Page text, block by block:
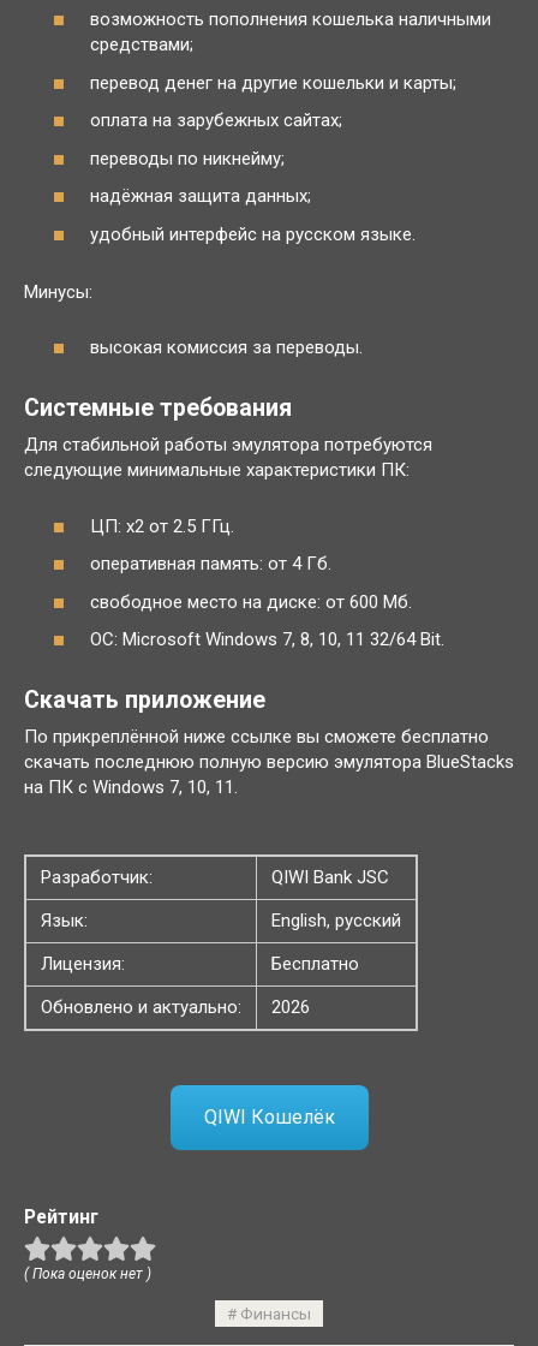
возможность пополнения кошелька наличными
средствами;
перевод денег на другие кошельки и карты;
оплата на зарубежных сайтах;
переводы по никнейму;
надёжная защита данных;
удобный интерфейс на русском языке.
Минусы:
высокая комиссия за переводы.
Системные требования
Для стабильной работы эмулятора потребуются
следующие минимальные характеристики ПК:
ЦП: x2 от 2.5 ГГц.
оперативная память: от 4 Гб.
свободное место на диске: от 600 Мб.
ОС: Microsoft Windows 7, 8, 10, 11 32/64 Bit.
Скачать приложение
По прикреплённой ниже ссылке вы сможете бесплатно
скачать последнюю полную версию эмулятора BlueStacks
на ПК с Windows 7, 10, 11.
Разработчик:
QIWI Bank JSC
Язык:
English, русский
Лицензия:
Бесплатно
Обновлено и актуально:
2026
QIWI Кошелёк
Рейтинг
( Пока оценок нет )
Финансы